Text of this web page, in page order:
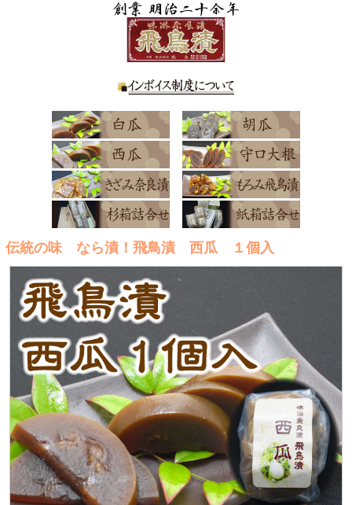
伝統の味 なら漬！飛鳥漬 西瓜 １個入